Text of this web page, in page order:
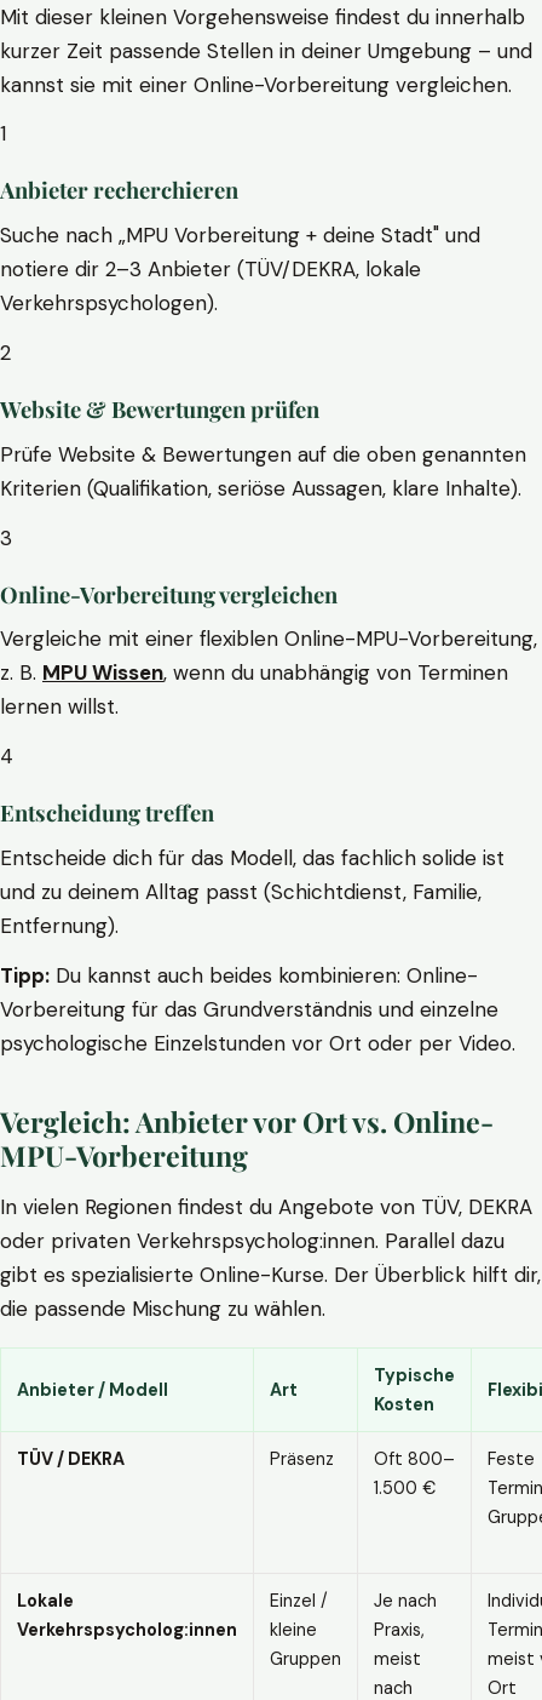
Mit dieser kleinen Vorgehensweise findest du innerhalb
kurzer Zeit passende Stellen in deiner Umgebung – und
kannst sie mit einer Online-Vorbereitung vergleichen.
1
Anbieter recherchieren
Suche nach „MPU Vorbereitung + deine Stadt" und
notiere dir 2–3 Anbieter (TÜV/DEKRA, lokale
Verkehrspsychologen).
2
Website & Bewertungen prüfen
Prüfe Website & Bewertungen auf die oben genannten
Kriterien (Qualifikation, seriöse Aussagen, klare Inhalte).
3
Online-Vorbereitung vergleichen
Vergleiche mit einer flexiblen Online-MPU-Vorbereitung,
z. B. MPU Wissen, wenn du unabhängig von Terminen
lernen willst.
4
Entscheidung treffen
Entscheide dich für das Modell, das fachlich solide ist
und zu deinem Alltag passt (Schichtdienst, Familie,
Entfernung).
Tipp: Du kannst auch beides kombinieren: Online-
Vorbereitung für das Grundverständnis und einzelne
psychologische Einzelstunden vor Ort oder per Video.
Vergleich: Anbieter vor Ort vs. Online-
MPU-Vorbereitung
In vielen Regionen findest du Angebote von TÜV, DEKRA
oder privaten Verkehrspsycholog:innen. Parallel dazu
gibt es spezialisierte Online-Kurse. Der Überblick hilft dir,
die passende Mischung zu wählen.
Anbieter / Modell Art
Typische
Kosten
TÜV / DEKRA Präsenz
Oft 800–
1.500 €
Feste
Lokale
Verkehrspsycholog:innen
Einzel /
kleine
Gruppen
Je nach
Praxis,
meist
nach
meist
Ort